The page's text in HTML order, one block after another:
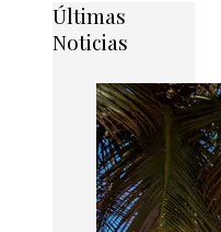
Últimas
Noticias